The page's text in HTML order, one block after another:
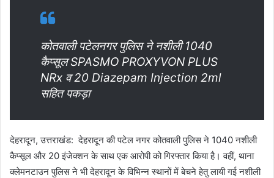
कोतवाली पटेलनगर पुलिस ने नशीली 1040
कैप्सूल SPASMO PROXYVON PLUS
NRx व 20 Diazepam Injection 2ml
सहित पकड़ा
देहरादून, उत्तराखंड: देहरादून की पटेल नगर कोतवाली पुलिस ने 1040 नशीली
कैप्सूल और 20 इंजेक्शन के साथ एक आरोपी को गिरफ्तार किया है। वहीं, थाना
क्लेमनटाउन पुलिस ने भी देहरादून के विभिन्न स्थानों में बेचने हेतु लायी गई नशीली